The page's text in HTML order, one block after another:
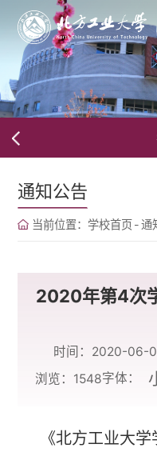
通知公告
当前位置： 学校首页-通
2020年第4次
时间：2020-06-
浏览： 1548字体：
《北方工业大